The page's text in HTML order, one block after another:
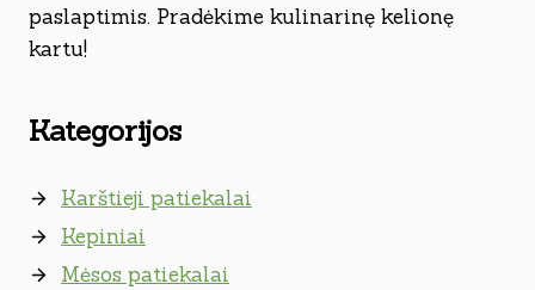
paslaptimis. Pradėkime kulinarinę kelionę
kartu!
Kategorijos
Karštieji patiekalai
Kepiniai
Mėsos patiekalai